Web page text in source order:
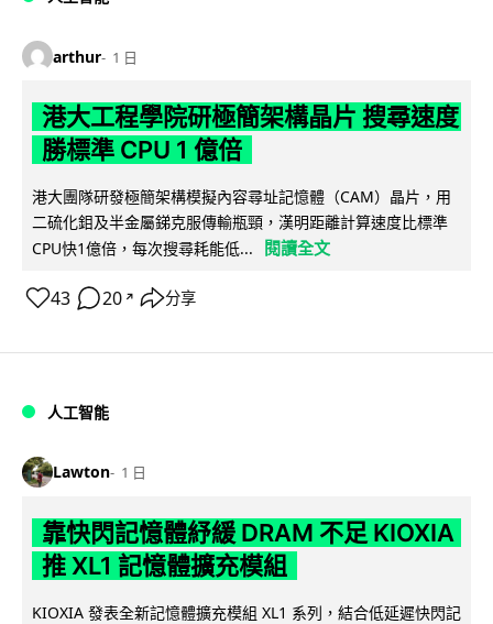
arthur 1 日
港大工程學院研極簡架構晶片 搜尋速度
勝標準 CPU 1 億倍
港大團隊研發極簡架構模擬內容尋址記憶體（CAM）晶片，用
二硫化鉬及半金屬銻克服傳輸瓶頸，漢明距離計算速度比標準
CPU快1億倍，每次搜尋耗能低...
閱讀全文
43 20 ↗ 分享
人工智能
Lawton 1 日
靠快閃記憶體紓緩 DRAM 不足 KIOXIA
推 XL1 記憶體擴充模組
KIOXIA 發表全新記憶體擴充模組 XL1 系列，結合低延遲快閃記